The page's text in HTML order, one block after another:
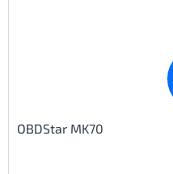
OBDStar MK70